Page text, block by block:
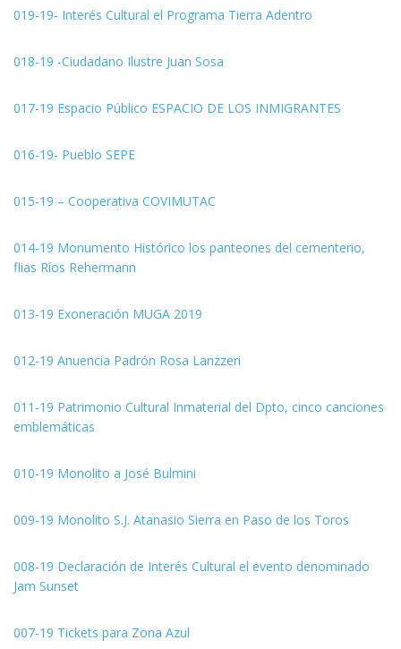
019-19- Interés Cultural el Programa Tierra Adentro
018-19 -Ciudadano Ilustre Juan Sosa
017-19 Espacio Público ESPACIO DE LOS INMIGRANTES
016-19- Pueblo SEPE
015-19 – Cooperativa COVIMUTAC
014-19 Monumento Histórico los panteones del cementerio,
flias Ríos Rehermann
013-19 Exoneración MUGA 2019
012-19 Anuencia Padrón Rosa Lanzzeri
011-19 Patrimonio Cultural Inmaterial del Dpto, cinco canciones
emblemáticas
010-19 Monolito a José Bulmini
009-19 Monolito S.J. Atanasio Sierra en Paso de los Toros
008-19 Declaración de Interés Cultural el evento denominado
Jam Sunset
007-19 Tickets para Zona Azul